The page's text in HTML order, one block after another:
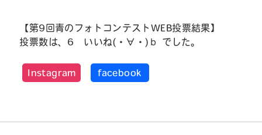
【第9回青のフォトコンテストWEB投票結果】
投票数は、6 いいね(・∀・)ｂ でした。
Instagram facebook